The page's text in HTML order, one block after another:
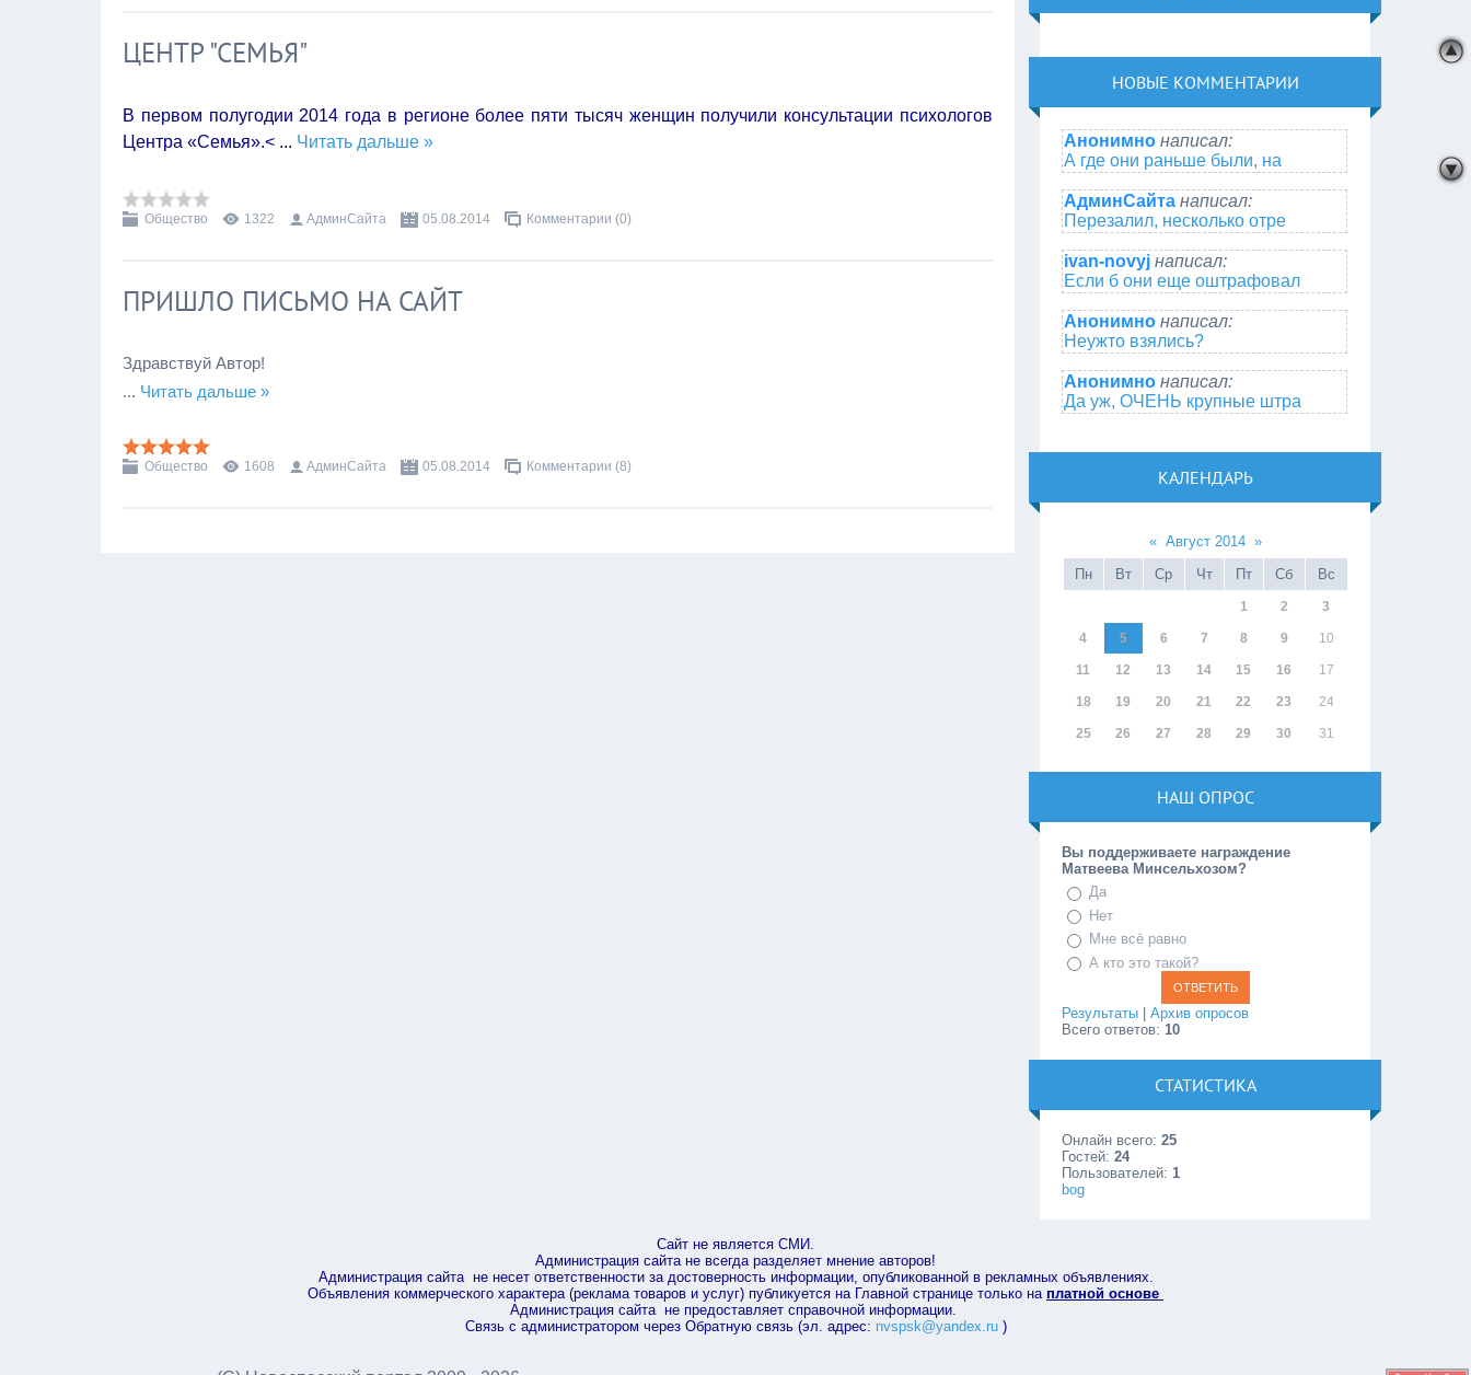
ЦЕНТР "СЕМЬЯ"
В первом полугодии 2014 года в регионе более пяти тысяч женщин получили консультации психологов
Центра «Семья».< ... Читать дальше »
Общество 1322 АдминСайта 05.08.2014 Комментарии (0)
ПРИШЛО ПИСЬМО НА САЙТ
Здравствуй Автор!
... Читать дальше »
Общество 1608 АдминСайта 05.08.2014 Комментарии (8)
НОВЫЕ КОММЕНТАРИИ
Анонимно написал:
А где они раньше были, на
АдминСайта написал:
Перезалил, несколько отре
ivan-novyj написал:
Если б они еще оштрафовал
Анонимно написал:
Неужто взялись?
Анонимно написал:
Да уж, ОЧЕНЬ крупные штра
КАЛЕНДАРЬ
« Август 2014 »
Пн
Вт Ср Чт Пт Сб Вс
1 2 3
4 5 6 7 8 9 10
11 12 13 14 15 16 17
18 19 20 21 22 23 24
25 26 27 28 29 30 31
НАШ ОПРОС
Вы поддерживаете награждение
Матвеева Минсельхозом?
Да
Нет
Мне всё равно
А кто это такой?
Результаты |Архив опросов
Всего ответов:10
СТАТИСТИКА
Онлайн всего:25
Гостей:24
Пользователей:1
bog
Сайт не является СМИ.
Администрация сайта не всегда разделяет мнение авторов!
Администрация сайта не несет ответственности за достоверность информации, опубликованной в рекламных объявлениях.
Объявления коммерческого характера (реклама товаров и услуг) публикуется на Главной странице только на платной основе
Администрация сайта не предоставляет справочной информации.
Связь с администратором через Обратную связь (эл. адрес: nvspsk@yandex.ru)